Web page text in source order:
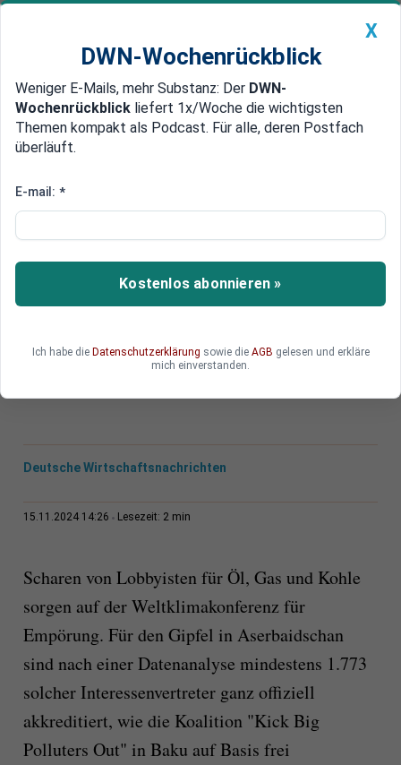
Newsticker MEIN DWN: Geldanlage Premium
Edelmetalle DWN-Magazin China
Party der Öl-Industrie? 1.700
Worum es Baku beim Klimagipfel geht - darüber
scheint es sehr unterschiedliche Ansichten zu
geben. Umweltaktivisten sehen sich mit 1700
verfolgen. Die Ölstadt Baku als Standort des
Treffens scheint geradezu prädestiniert für
Deutsche Wirtschaftsnachrichten
15.11.2024 14:26 Lesezeit: 2 min
Scharen von Lobbyisten für Öl, Gas und Kohle
sorgen auf der Weltklimakonferenz für
Empörung. Für den Gipfel in Aserbaidschan
sind nach einer Datenanalyse mindestens 1.773
solcher Interessenvertreter ganz offiziell
akkreditiert, wie die Koalition "Kick Big
Polluters Out" in Baku auf Basis frei
X
DWN-Wochenrückblick
Weniger E-Mails, mehr Substanz: Der DWN-
Wochenrückblick liefert 1x/Woche die wichtigsten
Themen kompakt als Podcast. Für alle, deren Postfach
überläuft.
E-mail: *
Kostenlos abonnieren »
Ich habe die Datenschutzerklärung sowie die AGB gelesen und erkläre
mich einverstanden.